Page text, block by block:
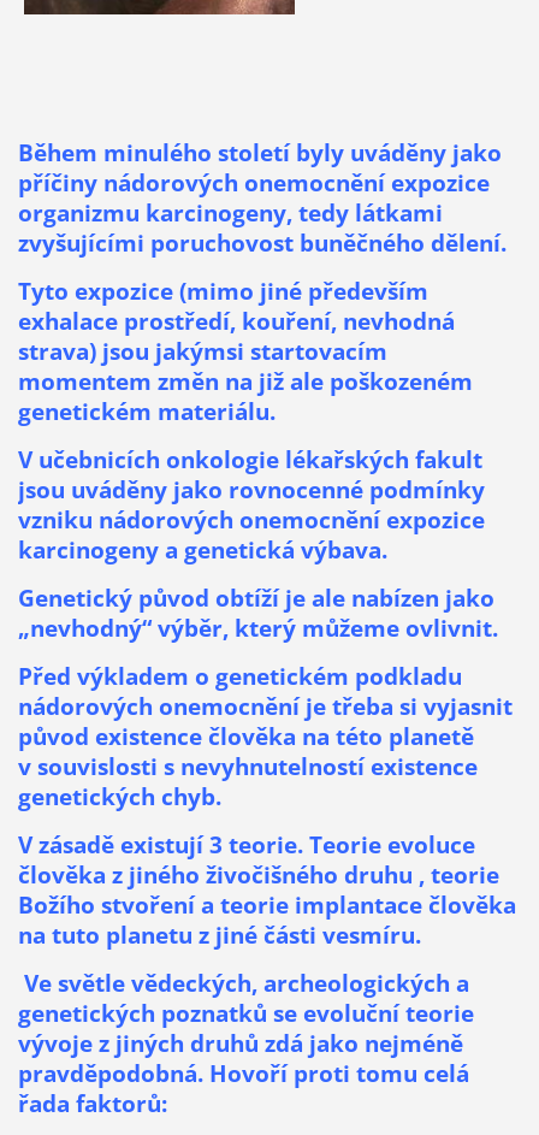
Během minulého století byly uváděny jako
příčiny nádorových onemocnění expozice
organizmu karcinogeny, tedy látkami
zvyšujícími poruchovost buněčného dělení.
Tyto expozice (mimo jiné především
exhalace prostředí, kouření, nevhodná
strava) jsou jakýmsi startovacím
momentem změn na již ale poškozeném
genetickém materiálu.
V učebnicích onkologie lékařských fakult
jsou uváděny jako rovnocenné podmínky
vzniku nádorových onemocnění expozice
karcinogeny a genetická výbava.
Genetický původ obtíží je ale nabízen jako
„nevhodný“ výběr, který můžeme ovlivnit.
Před výkladem o genetickém podkladu
nádorových onemocnění je třeba si vyjasnit
původ existence člověka na této planetě
v souvislosti s nevyhnutelností existence
genetických chyb.
V zásadě existují 3 teorie. Teorie evoluce
člověka z jiného živočišného druhu , teorie
Božího stvoření a teorie implantace člověka
na tuto planetu z jiné části vesmíru.
Ve světle vědeckých, archeologických a
genetických poznatků se evoluční teorie
vývoje z jiných druhů zdá jako nejméně
pravděpodobná. Hovoří proti tomu celá
řada faktorů: